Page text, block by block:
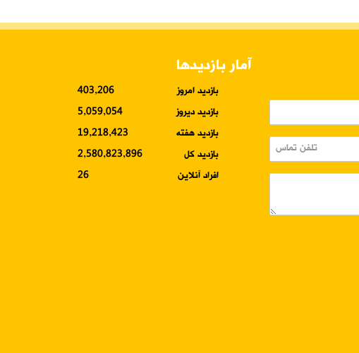
آمار بازدیدها
بازدید امروز
403,206
بازدید دیروز
5,059,054
بازدید هفته
19,218,423
بازدید کل
2,580,823,896
افراد آنلاین
26